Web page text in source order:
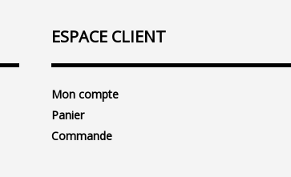
ESPACE CLIENT
Mon compte
Panier
Commande